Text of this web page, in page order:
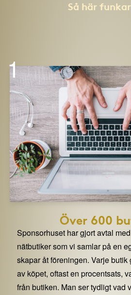
Så här
1
Över 600
Sponsorhuset har gjort avtal
nätbutiker som vi samlar på en
skapar åt föreningen. Varje
av köpet, oftast en procentsats,
från butiken. Man ser tydligt vad